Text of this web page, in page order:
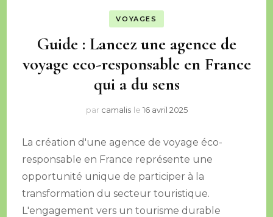
VOYAGES
Guide : Lancez une agence de
voyage eco-responsable en France
qui a du sens
par camalis le 16 avril 2025
La création d'une agence de voyage éco-
responsable en France représente une
opportunité unique de participer à la
transformation du secteur touristique.
L'engagement vers un tourisme durable